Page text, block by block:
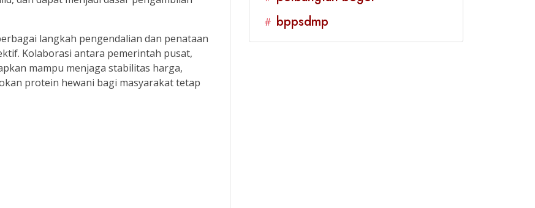
langkah pengendalian dan penataan
Kolaborasi antara pemerintah pusat,
mampu menjaga stabilitas harga,
protein hewani bagi masyarakat tetap
# bppsdmp